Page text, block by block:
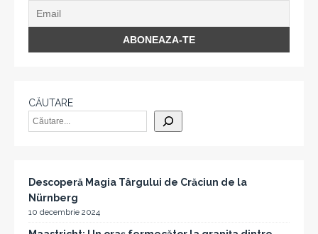
CĂUTARE
Descoperă Magia Târgului de Crăciun de la
Nürnberg
10 decembrie 2024